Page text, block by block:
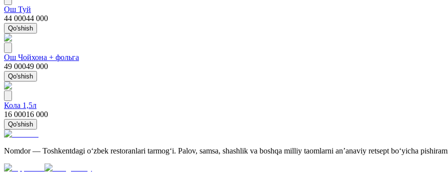
Ош Туй
44 00044 000
Qo'shish
Ош Чойхона + фольга
49 00049 000
Qo'shish
Кола 1,5л
16 00016 000
Qo'shish
Nomdor — Toshkentdagi oʻzbek restoranlari tarmogʻi. Palov, samsa, shashlik va boshqa milliy taomlarni an’anaviy retsept bo‘yicha